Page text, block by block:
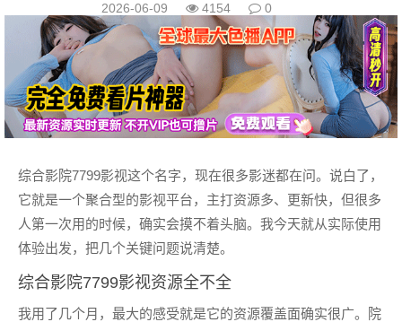
2026-06-09 4154 0
综合影院7799影视这个名字，现在很多影迷都在问。说白了，
它就是一个聚合型的影视平台，主打资源多、更新快，但很多
人第一次用的时候，确实会摸不着头脑。我今天就从实际使用
体验出发，把几个关键问题说清楚。
综合影院7799影视资源全不全
我用了几个月，最大的感受就是它的资源覆盖面确实很广。院